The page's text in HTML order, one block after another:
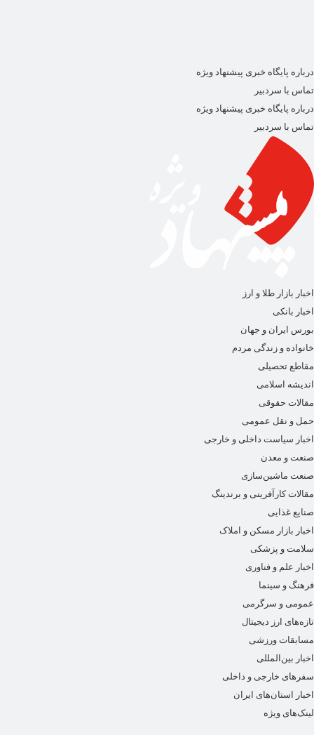
درباره پایگاه خبری پیشنهاد ویژه
تماس با سردبیر
درباره پایگاه خبری پیشنهاد ویژه
تماس با سردبیر
اخبار بازار طلا و ارز
اخبار بانکی
بورس ایران و جهان
خانواده و زندگی مردم
مقاطع تحصیلی
اندیشه اسلامی
مقالات حقوقی
حمل و نقل عمومی
اخبار سیاست داخلی و خارجی
صنعت و معدن
صنعت ماشین‌سازی
مقالات کارآفرینی و برندینگ
صنایع غذایی
اخبار بازار مسکن و املاک
سلامت و پزشکی
اخبار علم و فناوری
فرهنگ و سینما
عمومی و سرگرمی
تازه‌های ارز دیجیتال
مسابقات ورزشی
اخبار بین‌المللی
سفرهای خارجی و داخلی
اخبار استان‌های ایران
لینک‌های ویژه